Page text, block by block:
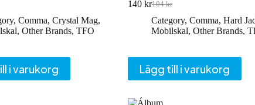
, Comma, Crystal Mag,
, Other Brands, TFO
i varukorg
104kr
Det
ursprungliga
priset
140 krDet
nuvarande
priset
Category, Comma, Hard
Mobilskal, Other Brands,
Lägg till i varukorg